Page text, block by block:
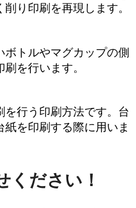
り印刷を再現します。
トルやマグカップの側
を行います。
を行う印刷方法です。台
を印刷する際に用いま
ください！